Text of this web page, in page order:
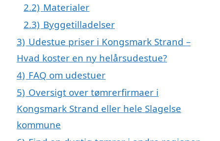
2.2) Materialer
2.3) Byggetilladelser
3) Udestue priser i Kongsmark Strand –
Hvad koster en ny helårsudestue?
4) FAQ om udestuer
5) Oversigt over tømrerfirmaer i
Kongsmark Strand eller hele Slagelse
kommune